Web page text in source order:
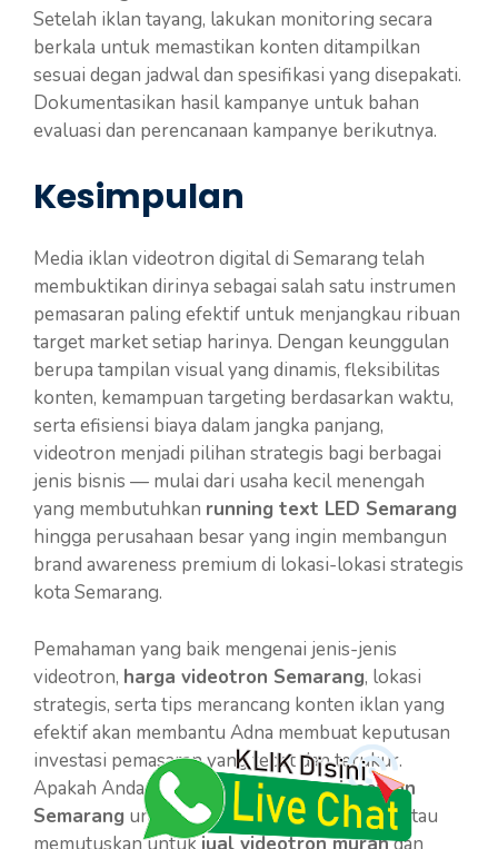
Setelah iklan tayang, lakukan monitoring secara
berkala untuk memastikan konten ditampilkan
sesuai degan jadwal dan spesifikasi yang disepakati.
Dokumentasikan hasil kampanye untuk bahan
evaluasi dan perencanaan kampanye berikutnya.
Kesimpulan
Media iklan videotron digital di Semarang telah
membuktikan dirinya sebagai salah satu instrumen
pemasaran paling efektif untuk menjangkau ribuan
target market setiap harinya. Dengan keunggulan
berupa tampilan visual yang dinamis, fleksibilitas
konten, kemampuan targeting berdasarkan waktu,
serta efisiensi biaya dalam jangka panjang,
videotron menjadi pilihan strategis bagi berbagai
jenis bisnis — mulai dari usaha kecil menengah
yang membutuhkan running text LED Semarang
hingga perusahaan besar yang ingin membangun
brand awareness premium di lokasi-lokasi strategis
kota Semarang.
Pemahaman yang baik mengenai jenis-jenis
videotron, harga videotron Semarang, lokasi
strategis, serta tips merancang konten iklan yang
efektif akan membantu Adna membuat keputusan
investasi pemasaran yang tepat dan terukur.
Apakah Anda memilih untuk sewa videotron
Semarang untuk kampanye jangka pendek, atau
memutuskan untukjual videotron murahdan